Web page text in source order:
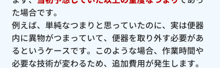
た場合です。
例えば、単純なつまりと思っていたのに、実は便器
内に異物がつまっていて、便器を取り外す必要があ
るというケースです。このような場合、作業時間や
必要な技術が変わるため、追加費用が発生します。